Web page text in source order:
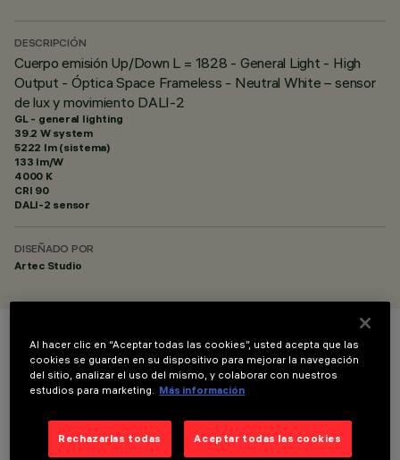
DESCRIPCIÓN
Cuerpo emisión Up/Down L = 1828 - General Light - High
Output - Óptica Space Frameless - Neutral White – sensor
de lux y movimiento DALI-2
GL - general lighting
39.2 W system
5222 lm (sistema)
133 lm/W
4000 K
CRI 90
DALI-2 sensor
DISEÑADO POR
Artec Studio
COLOR
Al hacer clic en “Aceptar todas las cookies”, usted acepta que las
cookies se guarden en su dispositivo para mejorar la navegación
del sitio, analizar el uso del mismo, y colaborar con nuestros
estudios para marketing. Más información
Rechazarlas todas Aceptar todas las cookies